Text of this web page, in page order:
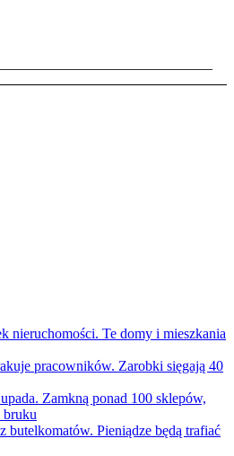
nieruchomości. Te domy i mieszkania
pracowników. Zarobki sięgają 40
Zamkną ponad 100 sklepów,
bruku
butelkomatów. Pieniądze będą trafiać